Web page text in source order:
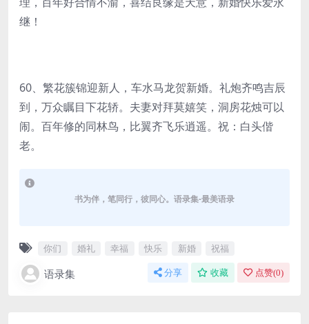
继！
60、繁花簇锦迎新人，车水马龙贺新婚。礼炮齐鸣吉辰
到，万众瞩目下花轿。夫妻对拜莫嬉笑，洞房花烛可以
闹。百年修的同林鸟，比翼齐飞乐逍遥。祝：白头偕
老。
书为伴，笔同行，彼同心。语录集-最美语录
你们 婚礼 幸福 快乐 新婚 祝福
语录集 分享 收藏 点赞(0)